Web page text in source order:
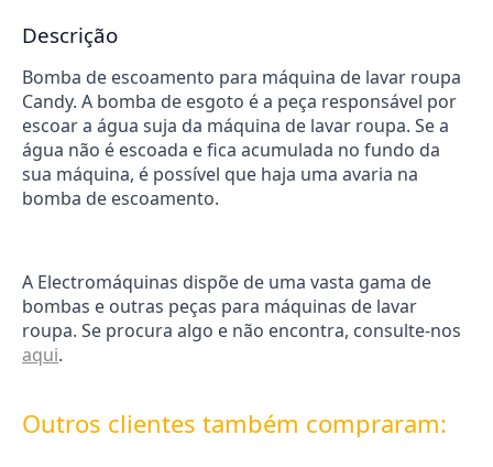
Descrição
Bomba de escoamento para máquina de lavar roupa
Candy. A bomba de esgoto é a peça responsável por
escoar a água suja da máquina de lavar roupa. Se a
água não é escoada e fica acumulada no fundo da
sua máquina, é possível que haja uma avaria na
bomba de escoamento.
A Electromáquinas dispõe de uma vasta gama de
bombas e outras peças para máquinas de lavar
roupa. Se procura algo e não encontra, consulte-nos
aqui.
Outros clientes também compraram: